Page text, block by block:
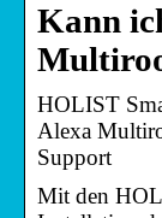
Kann
HOLIST
Alexa
Support
Mit den